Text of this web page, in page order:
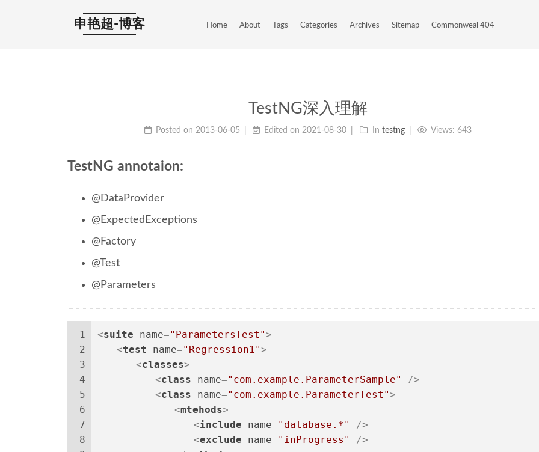
申艳超-博客 Home About Tags Categories Archives Sitemap Commonweal 404
TestNG深入理解
Posted on 2013-06-05 Edited on 2021-08-30 In testng Views: 643
TestNG annotaion:
@DataProvider
@ExpectedExceptions
@Factory
@Test
@Parameters
1
2
3
4
5
6
7
8
<suite name="ParametersTest">
<test name="Regression1">
<classes>
<class name="com.example.ParameterSample"
/>
<class name="com.example.ParameterTest">
<mtehods>
<include name="database.*"
/>
<exclude name="inProgress"
/>